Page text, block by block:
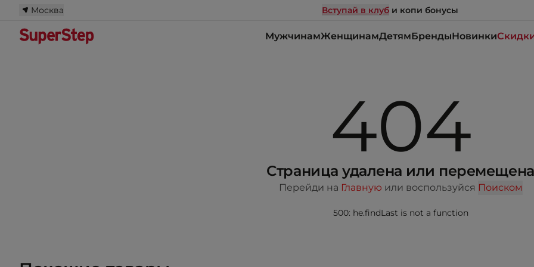
Москва Вступай в клуб и копи бонусы
МужчинамЖенщинамДетямБрендыНовинки
404
Страница удалена или перемещена
Перейди на Главную или воспользуйся Поиском
500: he.findLast is not a function